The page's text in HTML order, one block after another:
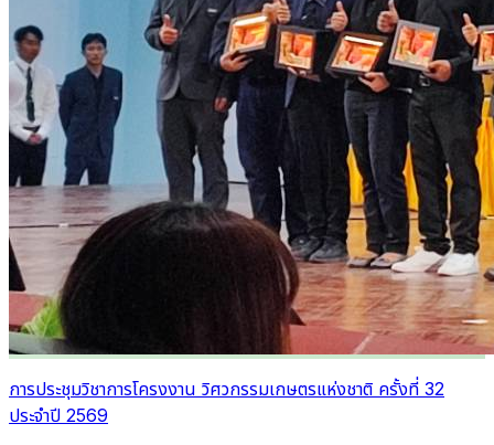
การประชุมวิชาการโครงงาน วิศวกรรมเกษตรแห่งชาติ ครั้งที่ 32
ประจำปี 2569